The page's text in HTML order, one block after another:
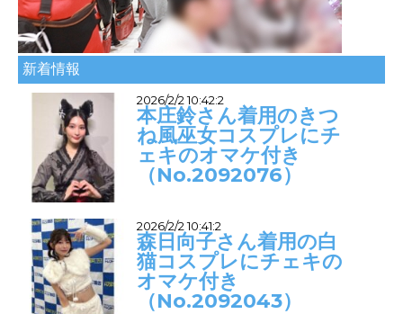
新着情報
2026/2/2 10:42:2
本庄鈴さん着用のきつ
ね風巫女コスプレにチ
ェキのオマケ付き
（No.2092076）
2026/2/2 10:41:2
森日向子さん着用の白
猫コスプレにチェキの
オマケ付き
（No.2092043）